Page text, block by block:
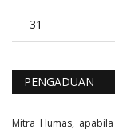
31
PENGADUAN
Mitra Humas,